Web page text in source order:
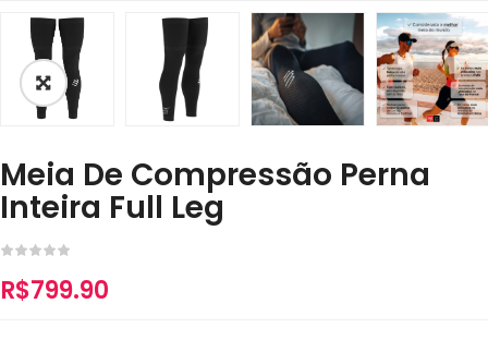
Meia De Compressão Perna
Inteira Full Leg
R$799.90